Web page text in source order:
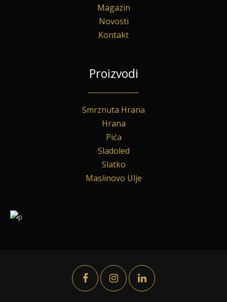
Magazin
Novosti
Kontakt
Proizvodi
Smrznuta Hrana
Hrana
Pića
Sladoled
Slatko
Maslinovo Ulje